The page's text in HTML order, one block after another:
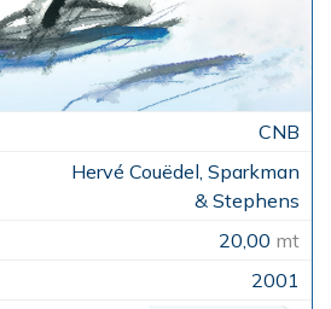
CNB
Hervé Couëdel, Sparkman
& Stephens
20,00 mt
2001